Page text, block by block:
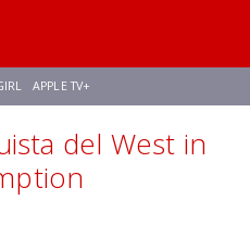
APPLE TV+
TREK AVENGERS: DOOMSDAY
del West in